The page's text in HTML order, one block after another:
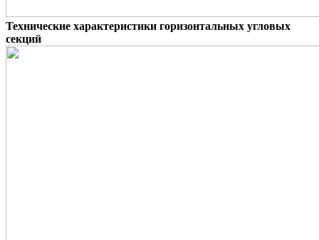
Технические характеристики горизонтальных угловых
секций